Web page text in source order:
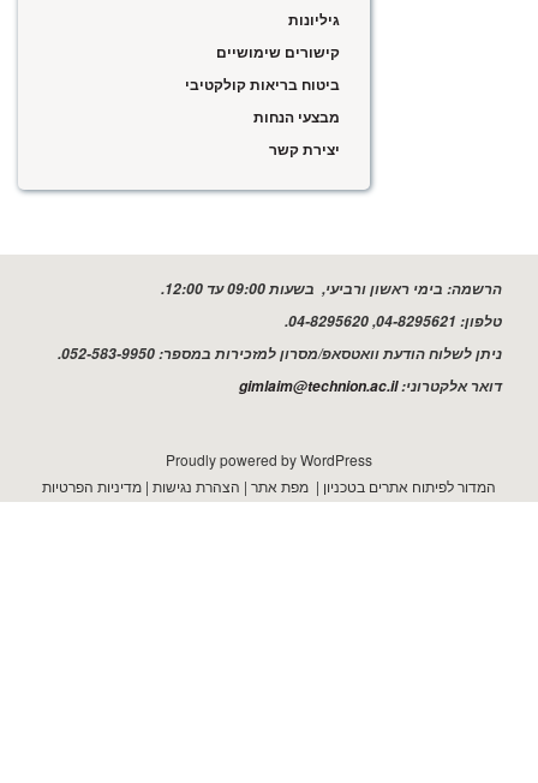
קישורים שימושיים
ביטוח בריאות קולקטיבי
מבצעי הנחות
יצירת קשר
בימי ראשון ורביעי, בשעות 09:00 עד 12:00.
לשלוח הודעת וואטסאפ/מסרון למזכירות במספר: 052-583-9950.
אלקטרוני:gimlaim@technion.ac.il
Proudly powered by WordPress
לפיתוח אתרים בטכניון|מפת אתר|הצהרת נגישות| מדיניות הפרטיות